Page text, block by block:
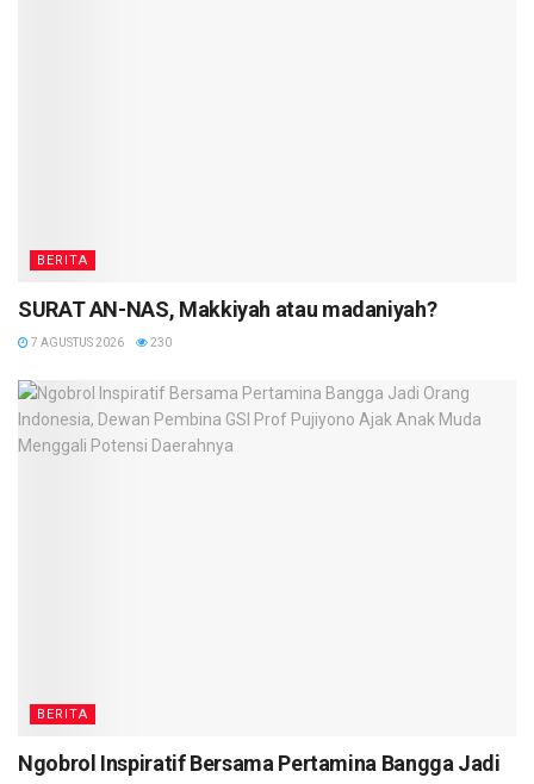
BERITA
SURAT AN-NAS, Makkiyah atau madaniyah?
7 AGUSTUS 2026 230
BERITA
Ngobrol Inspiratif Bersama Pertamina Bangga Jadi